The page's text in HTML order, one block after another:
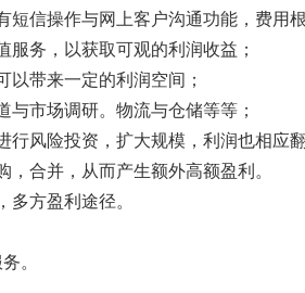
信操作与网上客户沟通功能，费用
务，以获取可观的利润收益；
带来一定的利润空间；
市场调研。物流与仓储等等；
风险投资，扩大规模，利润也相应
合并，从而产生额外高额盈利。
方盈利途径。
。